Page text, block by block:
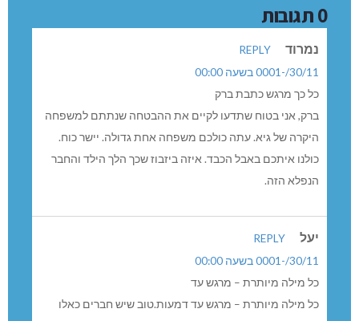
0 תגובות
נמרוד
REPLY
30/11/-0001 בשעה 00:00
כל כך מרגש כתבת ברק
ברק, אני בטוח שתדעו לקיים את ההבטחה שנתתם למשפחה
היקרה של גיא. עתה כולכם משפחה אחת גדולה. יישר כוח.
כולנו איתכם באבל הכבד. איזה ביזבוז שכך הלך הילד והחבר
הנפלא הזה.
יעל
REPLY
30/11/-0001 בשעה 00:00
כל מילה מיותרת – מרגש עד
כל מילה מיותרת – מרגש עד דמעות.טוב שיש חברים כאלו